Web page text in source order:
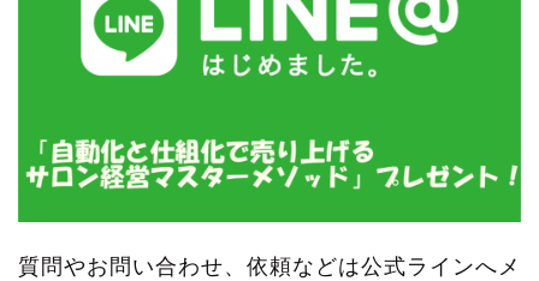
質問やお問い合わせ、依頼などは公式ラインへメ